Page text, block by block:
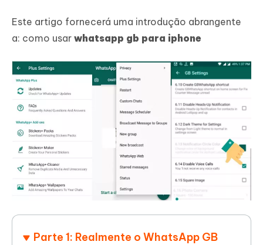
Este artigo fornecerá uma introdução abrangente
a: como usar whatsapp gb para iphone
Parte 1: Realmente o WhatsApp GB